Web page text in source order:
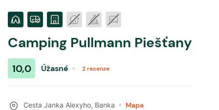
Camping Pullmann Piešťany
10,0 Úžasné 2recenze
Cesta Janka Alexyho, Banka Mapa